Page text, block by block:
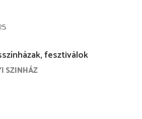
fesztiválok
SZINHÁZ